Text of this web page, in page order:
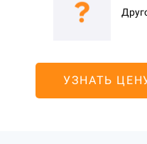
УЗНАТЬ